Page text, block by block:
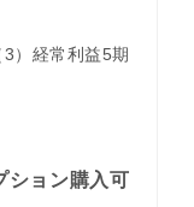
3）経常利益5期
ション購入可